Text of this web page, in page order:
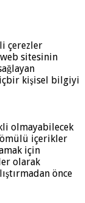
çerezler
sitesinin
kişisel bilgiyi
olmayabilecek
içerikler
için
olarak
önce